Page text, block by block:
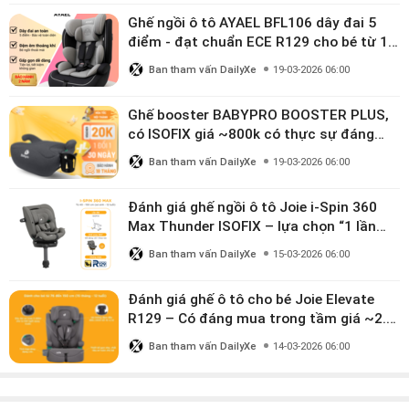
Ghế ngồi ô tô AYAEL BFL106 dây đai 5
điểm - đạt chuẩn ECE R129 cho bé từ 1–
10 tuổi
Ban tham vấn DailyXe 19-03-2026 06:00
Ghế booster BABYPRO BOOSTER PLUS,
có ISOFIX giá ~800k có thực sự đáng
mua?
Ban tham vấn DailyXe 19-03-2026 06:00
Đánh giá ghế ngồi ô tô Joie i-Spin 360
Max Thunder ISOFIX – lựa chọn “1 lần
dùng đến 12 năm” có đáng giá gần 9
triệu?
Ban tham vấn DailyXe 15-03-2026 06:00
Đánh giá ghế ô tô cho bé Joie Elevate
R129 – Có đáng mua trong tầm giá ~2.8
triệu?
Ban tham vấn DailyXe 14-03-2026 06:00